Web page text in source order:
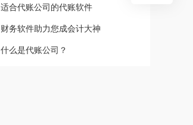
适合代账公司的代账软件
财务软件助力您成会计大神
什么是代账公司？